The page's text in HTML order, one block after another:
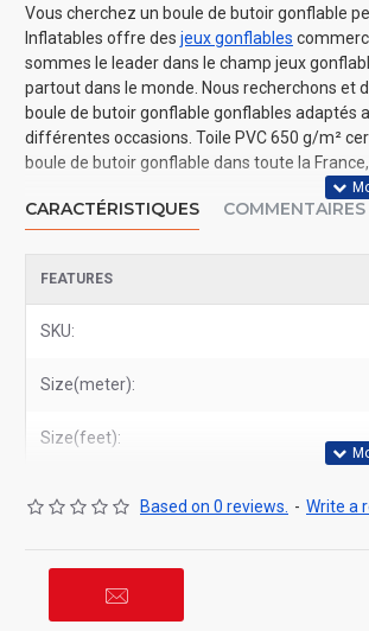
Vous cherchez un boule de butoir gonflable
Inflatables offre des jeux gonflables
sommes le leader dans le champ jeux
partout dans le monde. Nous recherchons
boule de butoir gonflable gonflables adaptés
différentes occasions. Toile PVC 650 g/m²
boule de butoir gonflable dans toute la
CARACTÉRISTIQUES COMMENTAIRES
FEATURES
SKU:
Size(meter):
Size(feet):
Based on 0 reviews. - Write a